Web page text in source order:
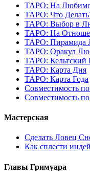
ТАРО: На
ТАРО: Что
ТАРО: Выбор в
ТАРО: На
ТАРО: Пирамида
ТАРО: Оракул
ТАРО: Кельтский
ТАРО: Карта Дня
ТАРО: Карта Года
Cовместимость
Cовместимость
Мастерская
Сделать Ловец
Как сплести
Главы Гримуара